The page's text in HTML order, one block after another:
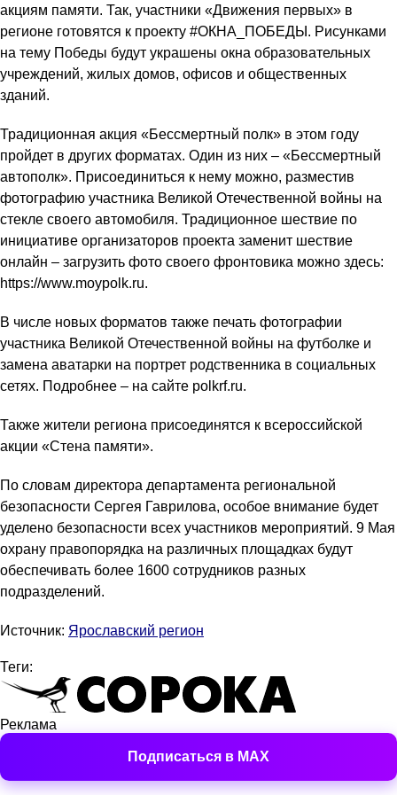
акциям памяти. Так, участники «Движения первых» в
регионе готовятся к проекту #ОКНА_ПОБЕДЫ. Рисунками
на тему Победы будут украшены окна образовательных
учреждений, жилых домов, офисов и общественных
зданий.
Традиционная акция «Бессмертный полк» в этом году
пройдет в других форматах. Один из них – «Бессмертный
автополк». Присоединиться к нему можно, разместив
фотографию участника Великой Отечественной войны на
стекле своего автомобиля. Традиционное шествие по
инициативе организаторов проекта заменит шествие
онлайн – загрузить фото своего фронтовика можно здесь:
https://www.moypolk.ru.
В числе новых форматов также печать фотографии
участника Великой Отечественной войны на футболке и
замена аватарки на портрет родственника в социальных
сетях. Подробнее – на сайте polkrf.ru.
Также жители региона присоединятся к всероссийской
акции «Стена памяти».
По словам директора департамента региональной
безопасности Сергея Гаврилова, особое внимание будет
уделено безопасности всех участников мероприятий. 9 Мая
охрану правопорядка на различных площадках будут
обеспечивать более 1600 сотрудников разных
подразделений.
Источник: Ярославский регион
Теги:
Реклама
Подписаться в MAX